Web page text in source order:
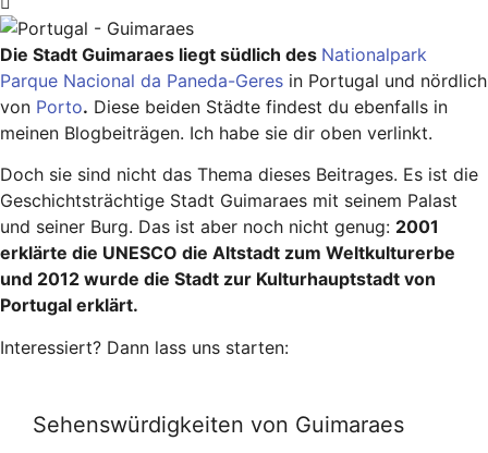
Die Stadt Guimaraes liegt südlich des Nationalpark
Parque Nacional da Paneda-Geres in Portugal und nördlich
von Porto. Diese beiden Städte findest du ebenfalls in
meinen Blogbeiträgen. Ich habe sie dir oben verlinkt.
Doch sie sind nicht das Thema dieses Beitrages. Es ist die
Geschichtsträchtige Stadt Guimaraes mit seinem Palast
und seiner Burg. Das ist aber noch nicht genug: 2001
erklärte die UNESCO die Altstadt zum Weltkulturerbe
und 2012 wurde die Stadt zur Kulturhauptstadt von
Portugal erklärt.
Interessiert? Dann lass uns starten:
Sehenswürdigkeiten von Guimaraes